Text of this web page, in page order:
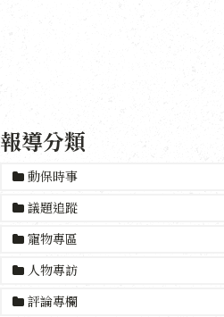
報導分類
動保時事
議題追蹤
寵物專區
人物專訪
評論專欄